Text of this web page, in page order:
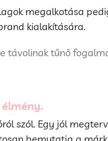
megalkotása
kialakítására.
távolinak tűnő
élmény.
szól. Egy jól